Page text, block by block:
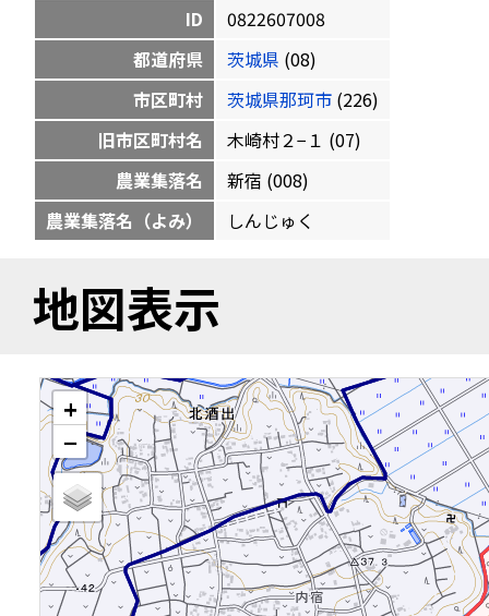
ID
0822607008
都道府県
茨城県 (08)
市区町村
茨城県那珂市 (226)
旧市区町村名
木崎村２−１ (07)
農業集落名
新宿 (008)
農業集落名（よみ）
しんじゅく
地図表示
+
−